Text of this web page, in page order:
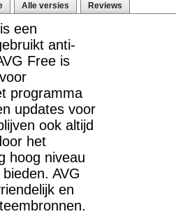
Alle versies Reviews
is een
anti-
Free is
programma
updates voor
ook altijd
het
hoog niveau
AVG
en